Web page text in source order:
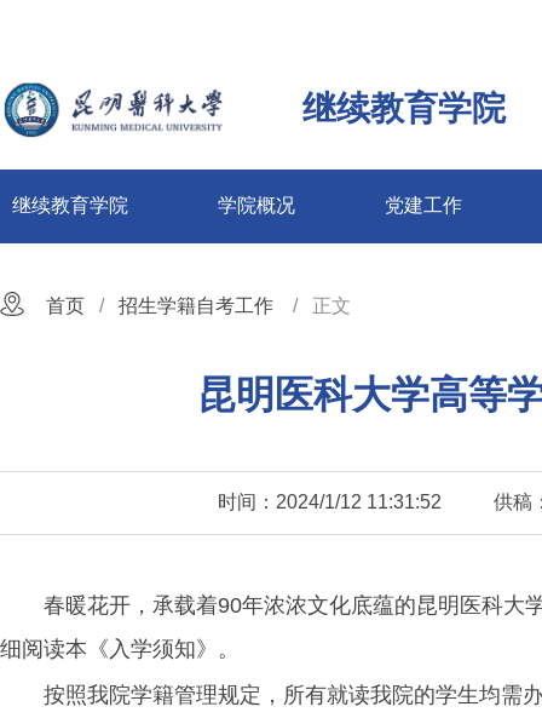
继续教育学院
继续教育学院 学院概况 党建工作
首页 招生学籍自考工作 正文
昆明医科大学高等
时间：2024/1/12 11:31:52 供稿
春暖花开，承载着90年浓浓文化底蕴的昆明医科大
细阅读本《入学须知》。
按照我院学籍管理规定，所有就读我院的学生均需